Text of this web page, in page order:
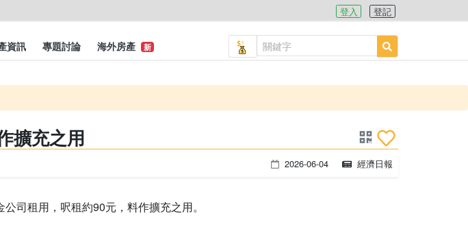
登入 登記
資訊 專題討論 海外房產 新
擴充之用
2026-06-04 經濟日報
司租用，呎租約90元，料作擴充之用。